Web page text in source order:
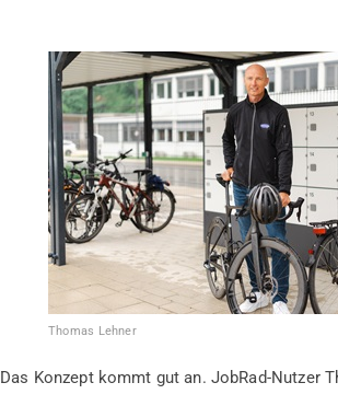
Thomas Lehner
Das Konzept kommt gut an. JobRad-Nutzer